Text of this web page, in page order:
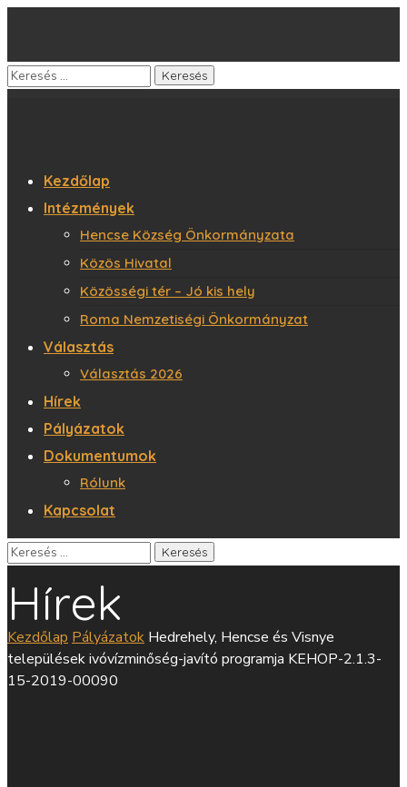
Kezdőlap
Intézmények
Hencse Község Önkormányzata
Közös Hivatal
Közösségi tér – Jó kis hely
Roma Nemzetiségi Önkormányzat
Választás
Választás 2026
Hírek
Pályázatok
Dokumentumok
Rólunk
Kapcsolat
Hírek
Kezdőlap Pályázatok Hedrehely, Hencse és Visnye
települések ivóvízminőség-javító programja KEHOP-2.1.3-
15-2019-00090